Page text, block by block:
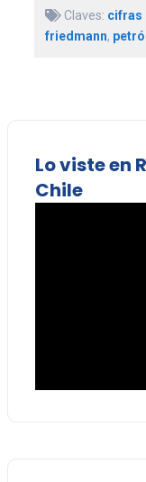
Claves: cifras
friedmann,
Lo viste en
Chile